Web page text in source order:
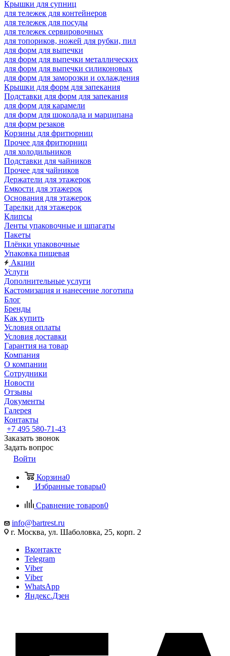
Крышки для супниц
для тележек для контейнеров
для тележек для посуды
для тележек сервировочных
для топориков, ножей для рубки, пил
для форм для выпечки
для форм для выпечки металлических
для форм для выпечки силиконовых
для форм для заморозки и охлаждения
Крышки для форм для запекания
Подставки для форм для запекания
для форм для карамели
для форм для шоколада и марципана
для форм резаков
Корзины для фритюрниц
Прочее для фритюрниц
для холодильников
Подставки для чайников
Прочее для чайников
Держатели для этажерок
Емкости для этажерок
Основания для этажерок
Тарелки для этажерок
Клипсы
Ленты упаковочные и шпагаты
Пакеты
Плёнки упаковочные
Упаковка пищевая
Акции
Услуги
Дополнительные услуги
Кастомизация и нанесение логотипа
Блог
Бренды
Как купить
Условия оплаты
Условия доставки
Гарантия на товар
Компания
О компании
Сотрудники
Новости
Отзывы
Документы
Галерея
Контакты
+7 495 580-71-43
Заказать звонок
Задать вопрос
Войти
Корзина0
Избранные товары0
Сравнение товаров0
info@bartrest.ru
г. Москва, ул. Шаболовка, 25, корп. 2
Вконтакте
Telegram
Viber
Viber
WhatsApp
Яндекс.Дзен